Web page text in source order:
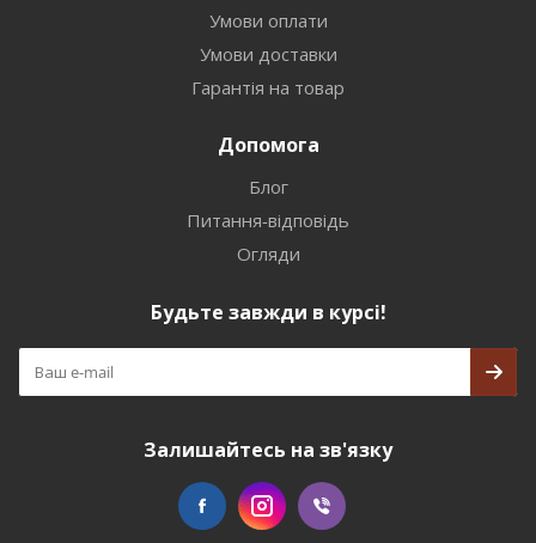
Умови оплати
Умови доставки
Гарантія на товар
Допомога
Блог
Питання-відповідь
Огляди
Будьте завжди в курсі!
Залишайтесь на зв'язку